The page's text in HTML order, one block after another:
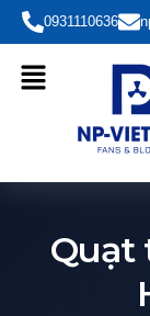
Nhảy
dung
0931110636
Quạt